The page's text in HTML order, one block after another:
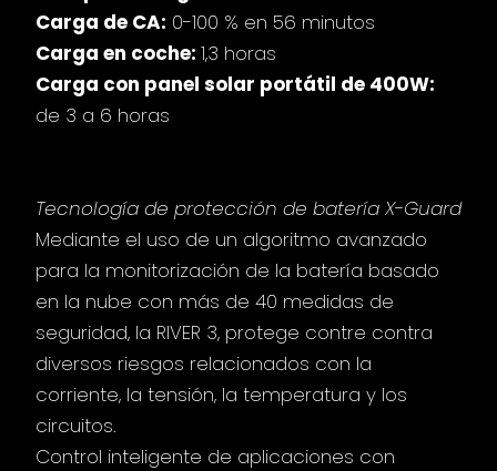
Carga de CA: 0-100 % en 56 minutos
Carga en coche: 1,3 horas
Carga con panel solar portátil de 400W:
de 3 a 6 horas
Tecnología de protección de batería X-Guard
Mediante el uso de un algoritmo avanzado
para la monitorización de la batería basado
en la nube con más de 40 medidas de
seguridad, la RIVER 3, protege contre contra
diversos riesgos relacionados con la
corriente, la tensión, la temperatura y los
circuitos.
Control inteligente de aplicaciones con